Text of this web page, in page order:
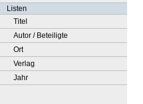
Listen
Titel
Autor / Beteiligte
Ort
Verlag
Jahr